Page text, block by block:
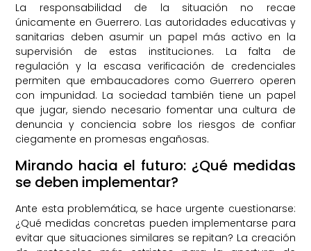
La responsabilidad de la situación no recae
únicamente en Guerrero. Las autoridades educativas y
sanitarias deben asumir un papel más activo en la
supervisión de estas instituciones. La falta de
regulación y la escasa verificación de credenciales
permiten que embaucadores como Guerrero operen
con impunidad. La sociedad también tiene un papel
que jugar, siendo necesario fomentar una cultura de
denuncia y conciencia sobre los riesgos de confiar
ciegamente en promesas engañosas.
Mirando hacia el futuro: ¿Qué medidas
se deben implementar?
Ante esta problemática, se hace urgente cuestionarse:
¿Qué medidas concretas pueden implementarse para
evitar que situaciones similares se repitan? La creación